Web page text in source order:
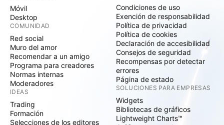
Móvil
Desktop
COMUNIDAD
Red social
Muro del amor
Recomendar a un amigo
Programa para creadores
Normas internas
Moderadores
IDEAS
Trading
Formación
Selecciones de los editores
Condiciones de uso
Exención de responsabilidad
Política de privacidad
Política de cookies
Declaración de accesibilidad
Consejos de seguridad
Recompensas por detectar
errores
Página de estado
SOLUCIONES PARA EMPRESAS
Widgets
Bibliotecas de gráficos
Lightweight Charts™